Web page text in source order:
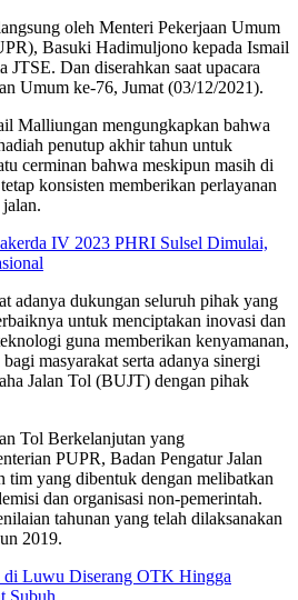
oleh Menteri Pekerjaan Umum
Basuki Hadimuljono kepada Ismail
Dan diserahkan saat upacara
Umum ke-76, Jumat (03/12/2021).
Malliungan mengungkapkan bahwa
penutup akhir tahun untuk
cerminan bahwa meskipun masih di
konsisten memberikan perlayanan
IV 2023 PHRI Sulsel Dimulai,
adanya dukungan seluruh pihak yang
untuk menciptakan inovasi dan
guna memberikan kenyamanan,
masyarakat serta adanya sinergi
Jalan Tol (BUJT) dengan pihak
Tol Berkelanjutan yang
PUPR, Badan Pengatur Jalan
tim yang dibentuk dengan melibatkan
dan organisasi non-pemerintah.
tahunan yang telah dilaksanakan
2019.
di Luwu Diserang OTK Hingga
Subuh